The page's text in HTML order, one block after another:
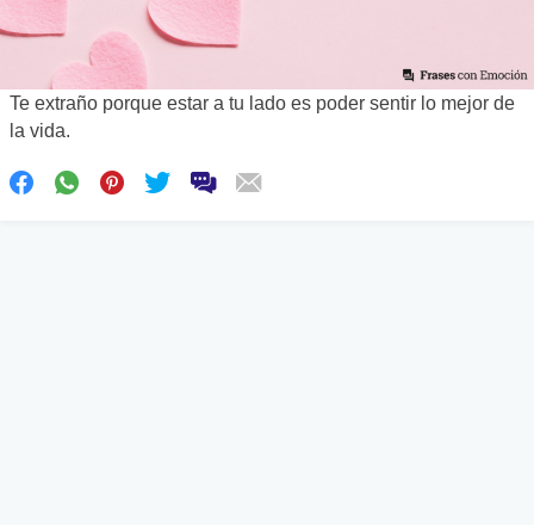
Te extraño porque estar a tu lado es poder sentir lo mejor de
la vida.